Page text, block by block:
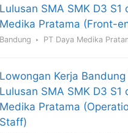
Lulusan SMA SMK D3 S1
Medika Pratama (Front-
Bandung PT Daya Medika
Lowongan Kerja
Lulusan SMA SMK D3 S1
Medika Pratama
Staff)